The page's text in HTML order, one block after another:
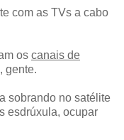
com as TVs a cabo
os canais de
gente.
sobrando no satélite
esdrúxula, ocupar